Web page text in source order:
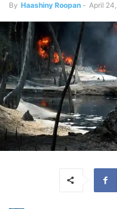
By Haashiny Roopan - April